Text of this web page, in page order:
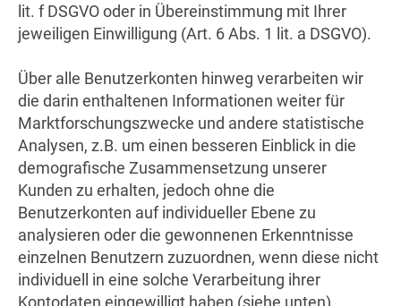
lit. f DSGVO oder in Übereinstimmung mit Ihrer
jeweiligen Einwilligung (Art. 6 Abs. 1 lit. a DSGVO).
Über alle Benutzerkonten hinweg verarbeiten wir
die darin enthaltenen Informationen weiter für
Marktforschungszwecke und andere statistische
Analysen, z.B. um einen besseren Einblick in die
demografische Zusammensetzung unserer
Kunden zu erhalten, jedoch ohne die
Benutzerkonten auf individueller Ebene zu
analysieren oder die gewonnenen Erkenntnisse
einzelnen Benutzern zuzuordnen, wenn diese nicht
individuell in eine solche Verarbeitung ihrer